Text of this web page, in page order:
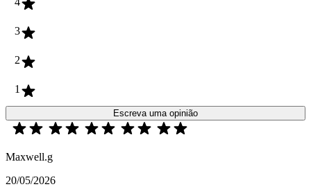
3
2
1
Escreva uma opinião
Maxwell.g
20/05/2026